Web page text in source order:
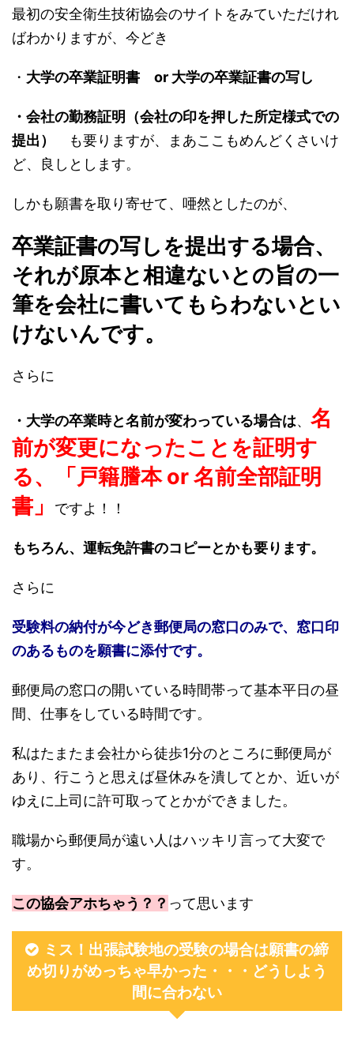
最初の安全衛生技術協会のサイトをみていただけれ
ばわかりますが、今どき
・ 大学の卒業証明書 or 大学の卒業証書の写し
・会社の勤務証明（会社の印を押した所定様式での
提出）
も要りますが、まあここもめんどくさいけ
ど、良しとします。
しかも願書を取り寄せて、唖然としたのが、
卒業証書の写しを提出する場合、
それが原本と相違ないとの旨の一
筆を会社に書いてもらわないとい
けないんです。
さらに
・大学の卒業時と名前が変わっている場合は、 名
前が変更になったことを証明す
る、「戸籍謄本 or 名前全部証明
書」
ですよ！！
もちろん、運転免許書のコピーとかも要ります。
さらに
受験料の納付が今どき郵便局の窓口のみで、窓口印
のあるものを願書に添付です。
郵便局の窓口の開いている時間帯って基本平日の昼
間、仕事をしている時間です。
私はたまたま会社から徒歩1分のところに郵便局が
あり、行こうと思えば昼休みを潰してとか、近いが
ゆえに上司に許可取ってとかができました。
職場から郵便局が遠い人はハッキリ言って大変で
す。
この協会アホちゃう？？ って思います
ミス！出張試験地の受験の場合は願書の締
め切りがめっちゃ早かった・・・どうしよう
間に合わない